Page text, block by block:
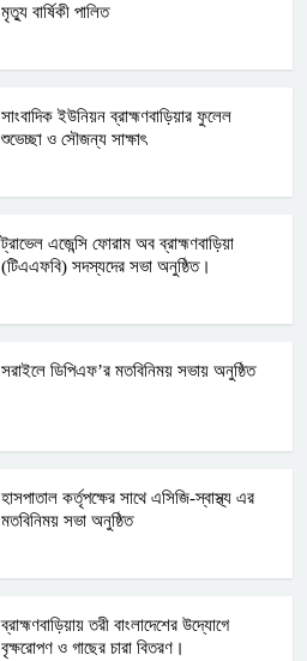
মৃত্যু বার্ষিকী পালিত
সাংবাদিক ইউনিয়ন ব্রাহ্মণবাড়িয়ার ফুলেল
শুভেচ্ছা ও সৌজন্য সাক্ষাৎ
ট্রাভেল এজেন্সি ফোরাম অব ব্রাহ্মণবাড়িয়া
(টিএএফবি) সদস্যদের সভা অনুষ্ঠিত।
সরাইলে ডিপিএফ’র মতবিনিময় সভায় অনুষ্ঠিত
হাসপাতাল কর্তৃপক্ষের সাথে এসিজি-স্বাস্থ্য এর
মতবিনিময় সভা অনুষ্ঠিত
ব্রাহ্মণবাড়িয়ায় তরী বাংলাদেশের উদ্যোগে
বৃক্ষরোপণ ও গাছের চারা বিতরণ।